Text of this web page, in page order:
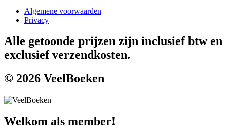
Algemene voorwaarden
Privacy
Alle getoonde prijzen zijn inclusief btw en
exclusief verzendkosten.
© 2026 VeelBoeken
Welkom als member!